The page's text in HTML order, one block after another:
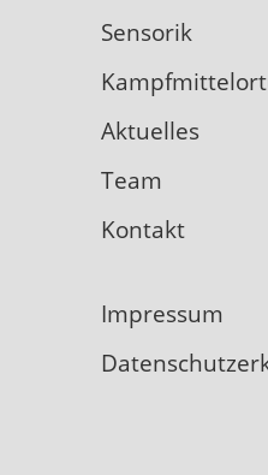
Sensorik
Aktuelles
Team
Kontakt
Impressum